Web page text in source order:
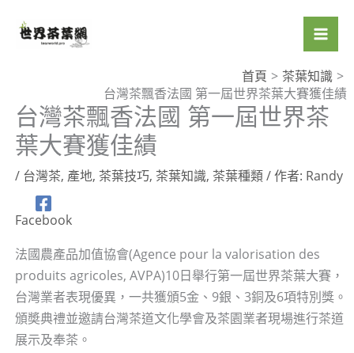
首頁
茶葉知識
台灣茶飄香法國 第一屆世界茶葉大賽獲佳績
台灣茶飄香法國 第一屆世界茶
葉大賽獲佳績
/ 台灣茶, 產地, 茶葉技巧, 茶葉知識, 茶葉種類/ 作者: Randy
Facebook
法國農產品加值協會(Agence pour la valorisation des
produits agricoles, AVPA)10日舉行第一屆世界茶葉大賽，
台灣業者表現優異，一共獲頒5金、9銀、3銅及6項特別獎。
頒奬典禮並邀請台灣茶道文化學會及茶園業者現場進行茶道
展示及奉茶。